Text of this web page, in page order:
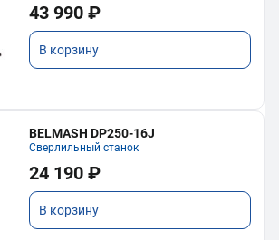
43 990 ₽
В корзину
BELMASH DP250-16J
Сверлильный станок
24 190 ₽
В корзину